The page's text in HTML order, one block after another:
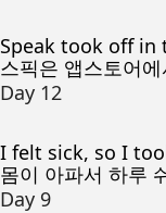
Speak took off in
스픽은 앱스토어
Day 12
I felt sick, so I
몸이 아파서 하루
Day 9